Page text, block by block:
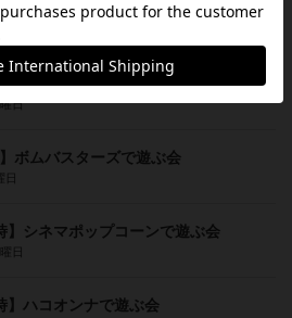
】モノポリーで遊ぶ会
日
】カスカディアで遊ぶ会
日
ボムバスターズで遊ぶ会
】シネマポップコーンで遊ぶ会
日
】ハコオンナで遊ぶ会